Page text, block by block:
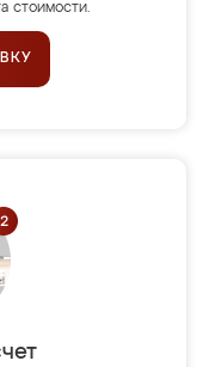
стоимости.